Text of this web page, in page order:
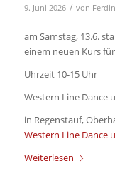
9. Juni 2026 / von
am Samstag, 13.6.
einem neuen Kurs
Uhrzeit 10-15 Uhr
Western Line Dance
in Regenstauf,
Western Line Dance
Weiterlesen